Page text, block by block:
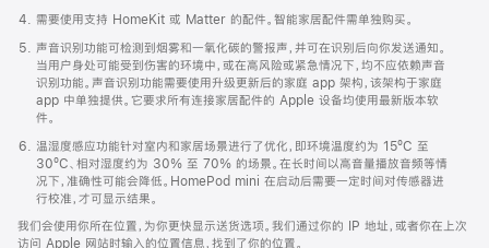
需要使用支持 HomeKit 或 Matter 的配件。智能家居配件需单独购买。
声音识别功能可检测到烟雾和一氧化碳的警报声，并可在识别后向你发送通知。
当用户身处可能受到伤害的环境中，或在高风险或紧急情况下，均不应依赖声音
识别功能。声音识别功能需要使用升级更新后的家庭 app 架构，该架构于家庭
app 中单独提供。它要求所有连接家居配件的 Apple 设备均使用最新版本软
件。
温湿度感应功能针对室内和家居场景进行了优化，即环境温度约为 15ºC 至
30ºC、相对湿度约为 30% 至 70% 的场景。在长时间以高音量播放音频等情
况下，准确性可能会降低。HomePod mini 在启动后需要一定时间对传感器进
行校准，才可显示结果。
我们会使用你所在位置，为你更快显示送货选项。我们通过你的 IP 地址，或者你在上次
访问 Apple 网站时输入的位置信息，找到了你的位置。